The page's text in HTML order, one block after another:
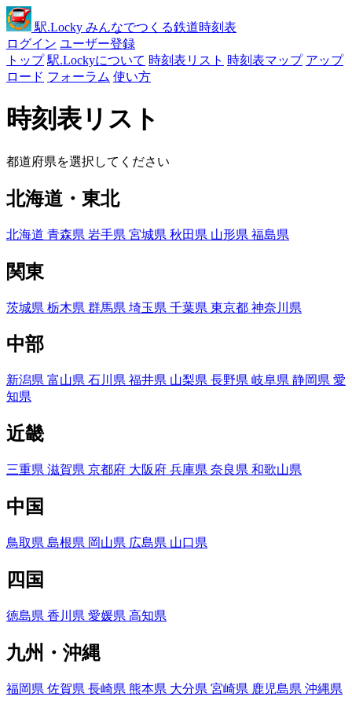
駅.Locky みんなでつくる鉄道時刻表
ログイン ユーザー登録
トップ 駅.Lockyについて 時刻表リスト 時刻表マップ アップ
ロード フォーラム 使い方
時刻表リスト
都道府県を選択してください
北海道・東北
北海道 青森県 岩手県 宮城県 秋田県 山形県 福島県
関東
茨城県 栃木県 群馬県 埼玉県 千葉県 東京都 神奈川県
中部
新潟県 富山県 石川県 福井県 山梨県 長野県 岐阜県 静岡県 愛
知県
近畿
三重県 滋賀県 京都府 大阪府 兵庫県 奈良県 和歌山県
中国
鳥取県 島根県 岡山県 広島県 山口県
四国
徳島県 香川県 愛媛県 高知県
九州・沖縄
福岡県 佐賀県 長崎県 熊本県 大分県 宮崎県 鹿児島県 沖縄県